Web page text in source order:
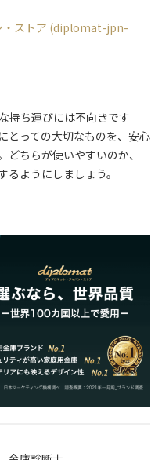
・ストア (diplomat-jpn-
持ち運びには不向きです
とっての大切なものを、安心
ちらが使いやすいのか、
ようにしましょう。